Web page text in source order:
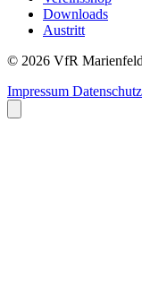
Downloads
Austritt
© 2026 VfR
Impressum Datenschutz